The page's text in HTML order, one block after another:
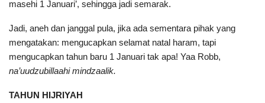
masehi 1 Januari’, sehingga jadi semarak.
Jadi, aneh dan janggal pula, jika ada sementara pihak yang
mengatakan: mengucapkan selamat natal haram, tapi
mengucapkan tahun baru 1 Januari tak apa! Yaa Robb,
na’uudzubillaahi mindzaalik.
TAHUN HIJRIYAH